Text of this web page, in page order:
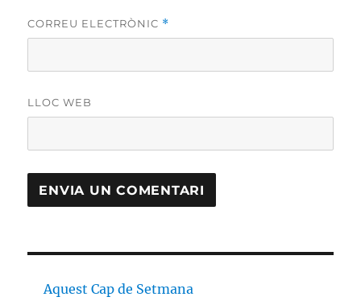
CORREU ELECTRÒNIC *
LLOC WEB
Aquest Cap de Setmana